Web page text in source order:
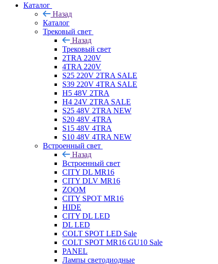
Каталог
Назад
Каталог
Трековый свет
Назад
Трековый свет
2TRA 220V
4TRA 220V
S25 220V 2TRA SALE
S39 220V 4TRA SALE
H5 48V 2TRA
H4 24V 2TRA SALE
S25 48V 2TRA NEW
S20 48V 4TRA
S15 48V 4TRA
S10 48V 4TRA NEW
Встроенный свет
Назад
Встроенный свет
CITY DL MR16
CITY DLV MR16
ZOOM
CITY SPOT MR16
HIDE
CITY DL LED
DL LED
COLT SPOT LED Sale
COLT SPOT MR16 GU10 Sale
PANEL
Лампы светодиодные